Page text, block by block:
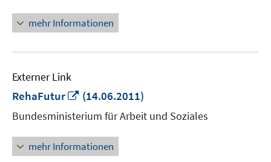
mehr Informationen
Externer Link
RehaFutur
In
neuem
Fenster
öffnen
(14.06.2011)
Bundesministerium für Arbeit und Soziales
mehr Informationen